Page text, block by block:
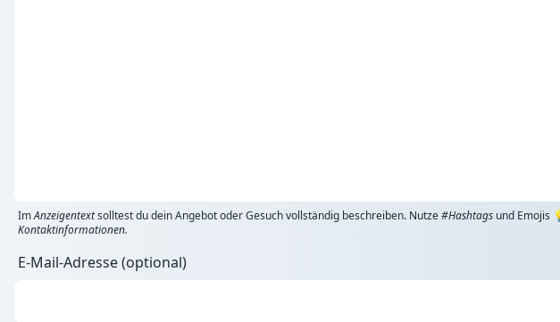
ImAnzeigentextsolltest du dein Angebot oder Gesuch vollständig beschreiben. Nutze#Hashtags und Emojis
Kontaktinformationen.
E-Mail-Adresse (optional)